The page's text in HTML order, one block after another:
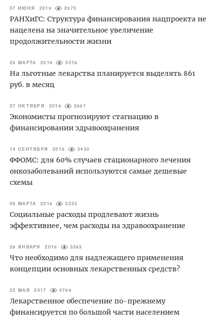
07 ИЮНЯ 2019 2875
РАНХиГС: Структура финансирования нацпроекта не
нацелена на значительное увеличение
продолжительности жизни
28 МАРТА 2019 3018
На льготные лекарства планируется выделять 861
руб. в месяц
27 ОКТЯБРЯ 2018 2891
Экономисты прогнозируют стагнацию в
финансировании здравоохранения
14 СЕНТЯБРЯ 2018 3430
ФФОМС: для 60% случаев стационарного лечения
онкозаболеваний используются самые дешевые
схемы
06 МАРТА 2018 3233
Социальные расходы продлевают жизнь
эффективнее, чем расходы на здравоохранение
28 ЯНВАРЯ 2018 3383
Что необходимо для надлежащего применения
концепции основных лекарственных средств?
22 МАЯ 2017 4799
Лекарственное обеспечение по-прежнему
финансируется по большой части населением